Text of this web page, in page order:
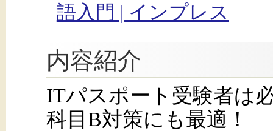
語入門 | インプレス
内容紹介
ITパスポート受験者は
科目B対策にも最適！